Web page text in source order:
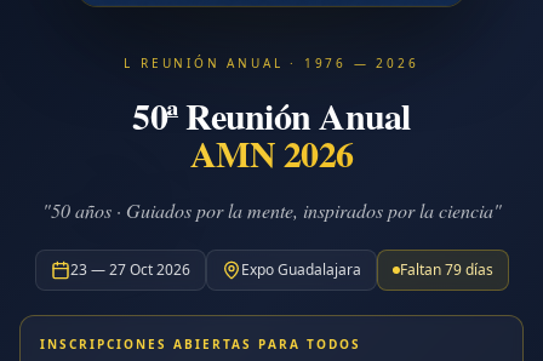
L REUNIÓN ANUAL · 1976 — 2026
50ª Reunión Anual
AMN 2026
"50 años · Guiados por la mente, inspirados por la ciencia"
23 — 27 Oct 2026 Expo Guadalajara Faltan79días
INSCRIPCIONES ABIERTAS PARA TODOS